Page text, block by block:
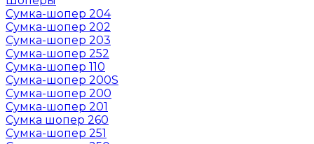
Сумка-шопер 204
Сумка-шопер 202
Сумка-шопер 203
Сумка-шопер 252
Сумка-шопер 110
Сумка-шопер 200S
Сумка-шопер 200
Сумка-шопер 201
Сумка шопер 260
Сумка-шопер 251